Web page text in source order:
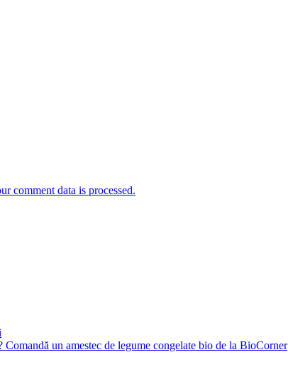
comment data is processed.
un amestec de legume congelate bio de la BioCorner